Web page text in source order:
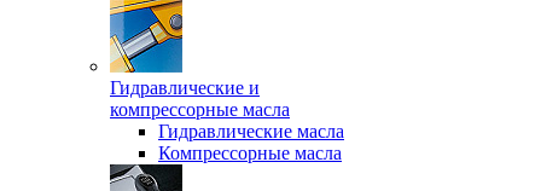
Гидравлические и
компрессорные масла
Гидравлические масла
Компрессорные масла